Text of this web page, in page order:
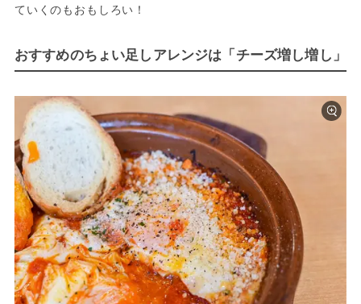
ていくのもおもしろい！
おすすめのちょい足しアレンジは「チーズ増し増し」